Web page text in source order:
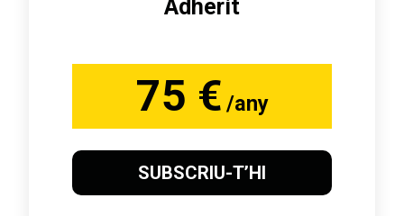
Adherit
75 € /any
SUBSCRIU-T’HI